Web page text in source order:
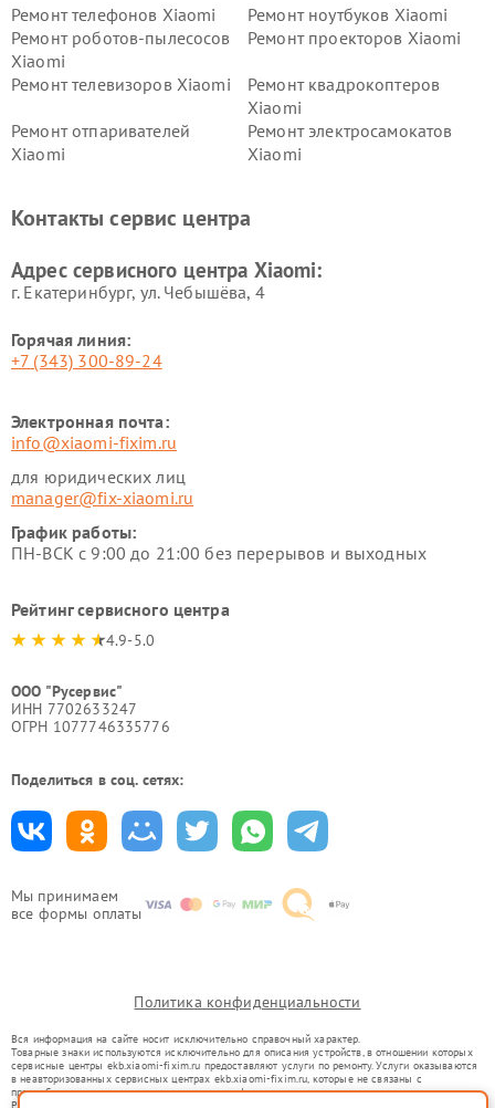
Мы принимаем
все формы оплаты
Ремонт телефонов Xiaomi
Ремонт ноутбуков Xiaomi
Ремонт роботов-пылесосов
Xiaomi
Ремонт проекторов Xiaomi
Ремонт телевизоров Xiaomi
Ремонт квадрокоптеров
Xiaomi
Ремонт отпаривателей
Xiaomi
Ремонт электросамокатов
Xiaomi
Ремонт стиральных машин
Ремонт смарт-часов Xiaomi
Контакты сервис центра
Адрес сервисного центра Xiaomi:
г. Екатеринбург, ул. Чебышёва, 4
Горячая линия:
+7 (343) 300-89-24
Электронная почта:
info@xiaomi-fixim.ru
для юридических лиц
manager@fix-xiaomi.ru
График работы:
ПН-ВСК с 9:00 до 21:00 без перерывов и выходных
Рейтинг сервисного центра
4.9-5.0
ООО "Русервис"
ИНН 7702633247
ОГРН 1077746335776
Поделиться в соц. сетях:
Политика конфиденциальности
Вся информация на сайте носит исключительно справочный характер.
Товарные знаки используются исключительно для описания устройств, в отношении которых
сервисные центры ekb.xiaomi-fixim.ru предоставляют услуги по ремонту. Услуги оказываются
в неавторизованных сервисных центрах ekb.xiaomi-fixim.ru, которые не связаны с
правообладателями товарных знаков или их официальными представителями.